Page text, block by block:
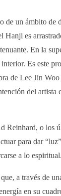
de un ámbito de
Hanji es
En la
Es este
de Lee Jin
del artista
Reinhard, o los
para dar
a lo espiritual.
a través de
en su